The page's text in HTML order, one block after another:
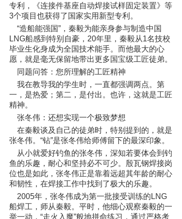
专利，《连接件基座自动焊接试样固定装置》等
3个项目也获得了国家实用新型专利。
“造船能强国”，秦毅为能亲身参与制造中国
LNG船感到特别自豪，20年里，秦毅从1名技校
毕业生化身成为全国技术能手。而他最大的心
愿，就是毫无保留地带出更多国宝级工匠徒弟。
同题问答：您所理解的工匠精神
我在教导我的学生时，一直都强调两点。第
一，是热爱；第二，是付出。也许，这就是工匠
精神。
张冬伟：还想实现一个极致梦想
在秦毅谈及自己的徒弟时，特别提到的，就是
张冬伟。“钻”是张冬伟给师傅留下的最深印象。
从小就爱好钓鱼的张冬伟，深知若要体会到钓
鱼的乐趣，耐心和坚持必不可少。殷瓦钢焊接岗
位也是如此，张冬伟正是靠着远超其年龄的耐心
和韧性，在焊接工作中找到了极大的乐趣。
2005年，张冬伟成为第一批接受训练的LNG
船焊工，师从秦毅。平时，他细心观察秦毅的一
举一动，“走火入魔”般地拼命练习，通过严格考